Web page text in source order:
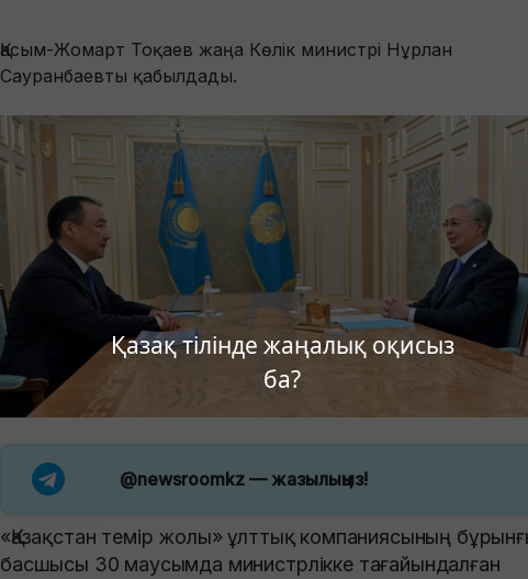
Қазақ тілінде жаңалық оқисыз
ба?
Қасым-Жомарт Тоқаев жаңа Көлік министрі Нұрлан
Сауранбаевты қабылдады.
@newsroomkz— жазылыңыз!
«Қазақстан темір жолы» ұлттық компаниясының
басшысы 30 маусымда министрлікке тағайындалған